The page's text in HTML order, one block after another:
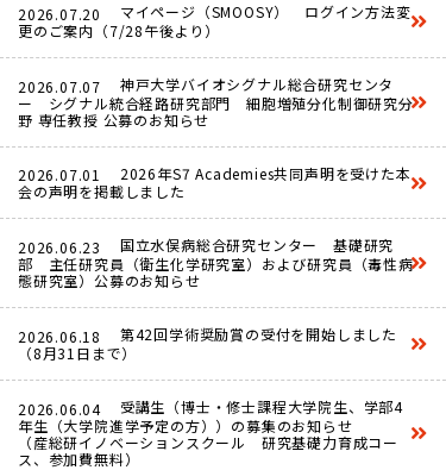
2026.07.20
マイページ（SMOOSY） ログイン方法変
更のご案内（7/28午後より）
2026.07.07
神戸大学バイオシグナル総合研究センタ
ー シグナル統合経路研究部門 細胞増殖分化制御研究分
野 専任教授 公募のお知らせ
2026.07.01
2026年S7 Academies共同声明を受けた本
会の声明を掲載しました
2026.06.23
国立水俣病総合研究センター 基礎研究
部 主任研究員（衛生化学研究室）および研究員（毒性病
態研究室）公募のお知らせ
2026.06.18
第42回学術奨励賞の受付を開始しました
（8月31日まで）
2026.06.04
受講生（博士・修士課程大学院生、学部4
年生（大学院進学予定の方））の募集のお知らせ
（産総研イノベーションスクール 研究基礎力育成コー
ス、参加費無料）